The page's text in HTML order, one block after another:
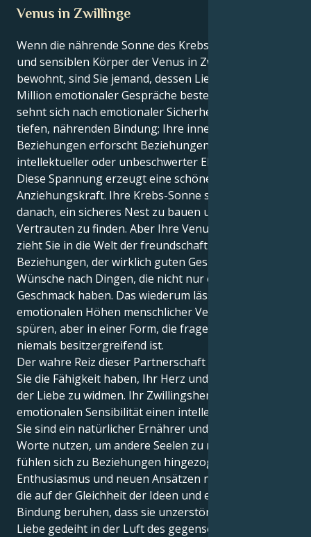
Venus in Zwillinge
Wenn die nährende Sonne des Krebses den süßen
und sensiblen Körper der Venus in Zwillinge
bewohnt, sind Sie jemand, dessen Liebe aus einer
Million emotionaler Gespräche besteht. Ihr Äußeres
sehnt sich nach emotionaler Sicherheit und einer
tiefen, nährenden Bindung; Ihre innere Welt der
Beziehungen erforscht Beziehungen auf
intellektueller oder unbeschwerter Ebene.
Diese Spannung erzeugt eine schöne, faszinierende
Anziehungskraft. Ihre Krebs-Sonne sehnt sich
danach, ein sicheres Nest zu bauen und Trost im
Vertrauten zu finden. Aber Ihre Venus in Zwillinge
zieht Sie in die Welt der freundschaftlichen
Beziehungen, der wirklich guten Gespräche und der
Wünsche nach Dingen, die nicht nur einen
Geschmack haben. Das wiederum lässt Sie die
emotionalen Höhen menschlicher Verbundenheit
spüren, aber in einer Form, die fragend, flexibel und
niemals besitzergreifend ist.
Der wahre Reiz dieser Partnerschaft liegt darin, dass
Sie die Fähigkeit haben, Ihr Herz und Ihren Verstand
der Liebe zu widmen. Ihr Zwillingsherz gibt Ihrer
emotionalen Sensibilität einen intellektuellen Sinn,
Sie sind ein natürlicher Ernährer und können Ihre
Worte nutzen, um andere Seelen zu nähren. Sie
fühlen sich zu Beziehungen hingezogen, die vor
Enthusiasmus und neuen Ansätzen nur so sprühen,
die auf der Gleichheit der Ideen und einer so engen
Bindung beruhen, dass sie unzerstörbar ist - Ihre
Liebe gedeiht in der Luft des gegenseitigen